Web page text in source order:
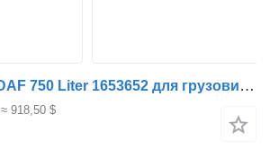
Топливный бак DAF 750 Liter 1653652 для грузовика DAF
≈ 918,50 $